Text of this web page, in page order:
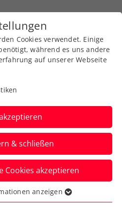
ist der
für mein
Erstauftritt beim
folgt bei den Erste
letzte.
/ Redaktion, 02.10.2024
Cookies verwendet. Einige
während es uns andere
auf unserer Webseite
& schließen
Cookies akzeptieren
für grundlegende
anzeigen